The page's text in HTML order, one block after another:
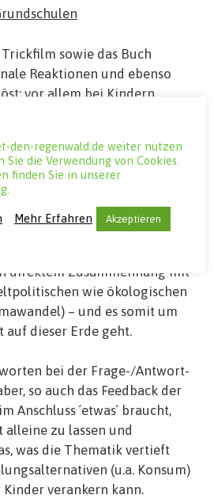
sowie das Buch
Reaktionen und ebenso
vor allem bei Kindern.
so rufen und fragen die
einer Filmvorführung
„Das ist nicht richtig!
muss aufhören! Warum
nichts? Wir wollen Benni
kaum ahnen die Erst- bis
direktem Zusammenhang mit
wie ökologischen
– und es somit um
auf dieser Erde geht.
bei der Frage-/Antwort-
so auch das Feedback der
Anschluss ´etwas´ braucht,
zu lassen und
was die Thematik vertieft
(u.a. Konsum)
verankern kann.
den-regenwald.de weiter nutzen
die Verwendung von Cookies.
finden Sie in unserer
Mehr Erfahren Akzeptieren